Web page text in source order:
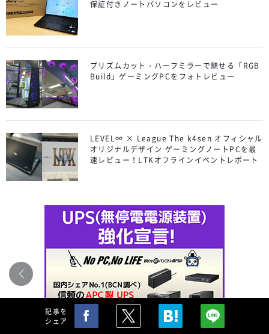
保証付きノートパソコンをレビュー
プリズムカット・ハーフミラーで魅せる「RGB
Build」ゲーミングPCをフォトレビュー
LEVEL∞ × League The k4sen オフィシャル
オリジナルデザイン ゲーミングノートPCを最
速レビュー！LTKオフラインイベントレポート
記事を
シェア